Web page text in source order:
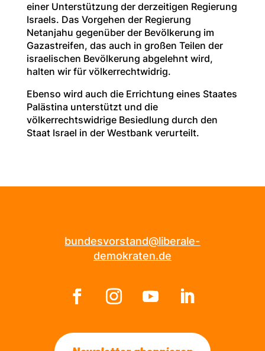
einer Unterstützung der derzeitigen Regierung
Israels. Das Vorgehen der Regierung
Netanjahu gegenüber der Bevölkerung im
Gazastreifen, das auch in großen Teilen der
israelischen Bevölkerung abgelehnt wird,
halten wir für völkerrechtwidrig.
Ebenso wird auch die Errichtung eines Staates
Palästina unterstützt und die
völkerrechtswidrige Besiedlung durch den
Staat Israel in der Westbank verurteilt.
bundesvorstand@liberale-
demokraten.de